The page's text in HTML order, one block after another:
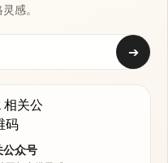
感。
➔
众号